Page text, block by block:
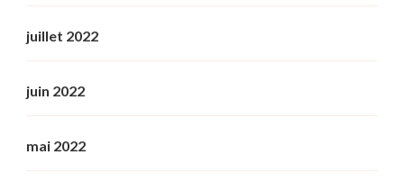
juillet 2022
juin 2022
mai 2022